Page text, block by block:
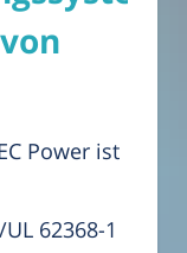
Power ist
62368-1